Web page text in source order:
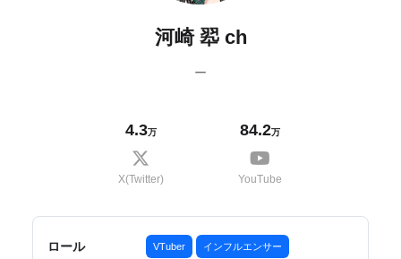
河崎 翆 ch
ー
4.3万
X(Twitter)
84.2万
YouTube
ロール VTuber インフルエンサー